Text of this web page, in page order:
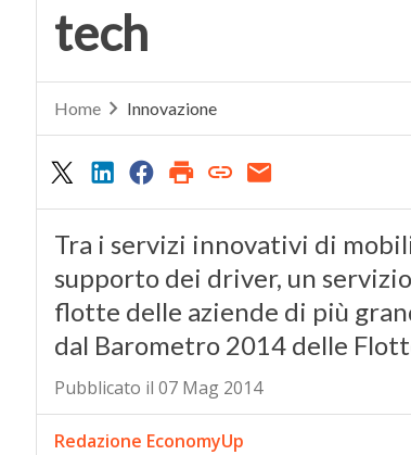
tech
Home Innovazione
Tra i servizi innovativi di
supporto dei driver, un
flotte delle aziende di più
dal Barometro 2014 delle
Pubblicato il 07 Mag 2014
Redazione EconomyUp